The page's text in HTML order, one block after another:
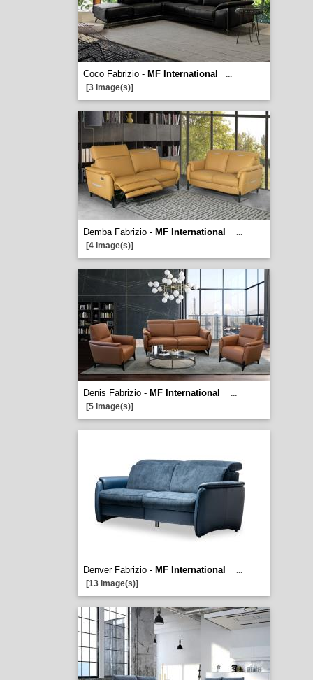
Coco Fabrizio - MF International
...
[3 image(s)]
Demba Fabrizio - MF International
...
[4 image(s)]
Denis Fabrizio - MF International
...
[5 image(s)]
Denver Fabrizio - MF International
...
[13 image(s)]